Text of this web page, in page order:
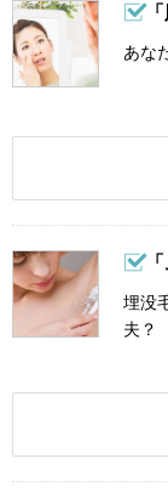
「
あな
「
埋没
夫？